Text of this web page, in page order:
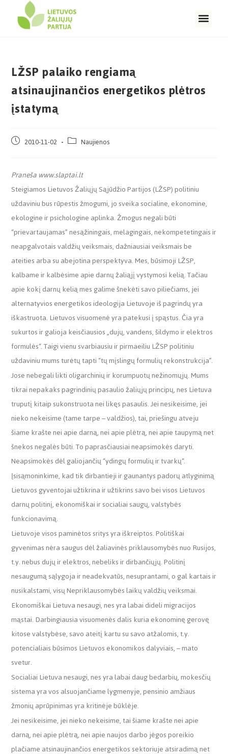
LŽSP palaiko rengiamą
atsinaujinančios energetikos plėtros
įstatymą
2010-11-02 Naujienos
Praneša www.slaptai.lt
Steigiamos Lietuvos Žaliųjų Sąjūdžio Partijos (LŽSP) politiniu
uždaviniu bus rūpestis žmogumi, jo sveika socialine, ekonomine,
ekologine ir psichologine aplinka. Žmogus negali būti
“prievartaujamas” nesąžiningais, melagingais, nekompetetingais ir
neapgalvotais valdžių veiksmais, dažniausiai veiksmais be
ateities arba su abejotina perspektyva. Mes, būsimoji LŽSP,
kalbame ir kalbėsime apie darnų žaliąjį vystymosi kelią. Tačiau
apie kokį darnų kelią mes galime šnekėti savo piliečiams, jei
alternatyvios energetikos ideologija Lietuvoje iš pagrindų yra
iškastruota. Lietuvos visuomenė yra patekusi į spąstus. Čia yra
sukurtos ir galioja keisčiausios „dujų, vandens, šildymo ir elektros
formulės“. Taigi vienu svarbiausiu ir pirmaeiliu LŽSP politiniu
uždaviniu mums turėtų tapti “tų mįslingų formulių rekonstrukcija”.
Jose nebegali likti oligarchinių ir korumpuotų nežinomųjų. Mums
tikrai nepakaks pagrindinių pasaulio žaliųjų principų, nes Lietuva
truputį kitaip sukonstruota nei likęs pasaulis. Jei nesikeisime, jei
nieko nekeisime (tame tarpe – valdžios), tai, priešingu atveju
šiame krašte nei apie darną, nei apie plėtrą, nei apie taupymą net
šnekos negalės būti. To paprasčiausiai neapsimokės daryti.
Neapsimokės dėl galiojančių “ydingų formulių ir tvarkų“.
Įsisąmoninkime, kad tik dirbantieji ir gaunantys padorų atlyginimą
Lietuvos gyventojai užtikrina ir užtikrins savo bei visos Lietuvos
darnų politinį, ekonomiškai ir socialiai saugų, valstybės
funkcionavimą.
Lietuvoje visos paminėtos sritys yra iškreiptos. Politiškai
gyvenimas nėra saugus dėl žaliavinės priklausomybės nuo Rusijos,
t.y. nebus dujų ir elektros, nebeliks ir dirbančiųjų. Politinį
nesaugumą sąlygoja ir neadekvatūs, nesuprantami, o gal kartais ir
nusikalstami, visų Nepriklausomybės laikų valdžių veiksmai.
Ekonomiškai Lietuva nesaugi, nes yra labai dideli migracijos
mąstai. Darbingiausia visuomenės dalis kuria ekonominę gerovę
kitose valstybėse, savo ateitį kartu su savo atžalomis, t.y.
potencialiais būsimos Lietuvos ekonomikos dalyviais, – mato
svetur.
Socialiai Lietuva nesaugi, nes yra labai daug bedarbių, mokesčių
sistema yra vos alsuojančiame lygmenyje, pensinio amžiaus
žmonių aprūpinimas yra kritinėje būklėje.
Jei nesikeisime, jei nieko nekeisime, tai šiame krašte nei apie
darną, nei apie plėtrą, nei apie naujos darbo jėgos poreikio
plačiame atsinaujinančios energetikos sektoriuje atsiradimą net